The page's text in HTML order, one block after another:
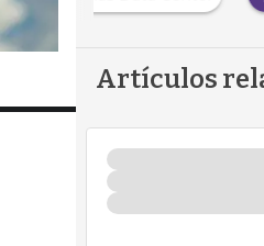
Artículos